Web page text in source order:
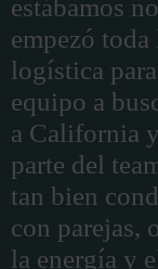
estábamos
empezó
logística
equipo a
a California
parte del
tan bien
con parejas,
la energía y